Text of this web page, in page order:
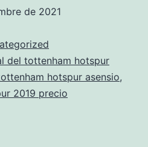
de 2021
del tottenham hotspur
hotspur asensio,
2019 precio